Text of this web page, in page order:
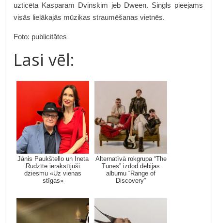
uzticēta Kasparam Dvinskim jeb Dween. Singls pieejams
visās lielākajās mūzikas straumēšanas vietnēs.
Foto: publicitātes
Lasi vēl:
Jānis Paukštello un Ineta
Rudzīte ierakstījuši
dziesmu «Uz vienas
stīgas»
Alternatīvā rokgrupa “The
Tunes” izdod debijas
albumu “Range of
Discovery”